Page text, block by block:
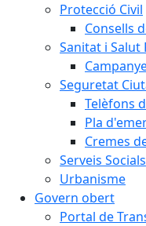
Protecció Civil
Consells
Sanitat i Salut
Seguretat
Telèfons
Pla
Cremes
Serveis Socials
Urbanisme
Govern obert
Portal de